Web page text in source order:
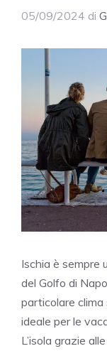
05/09/2024 di
Ischia è sempre
del Golfo di
particolare
ideale per le
L’isola grazie